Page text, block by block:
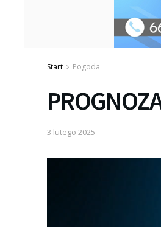
Start Pogoda
3 lutego 2025